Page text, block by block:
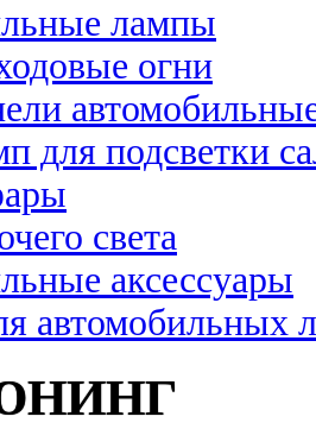
лампы
огни
для подсветки
света
аксессуары
автомобильных